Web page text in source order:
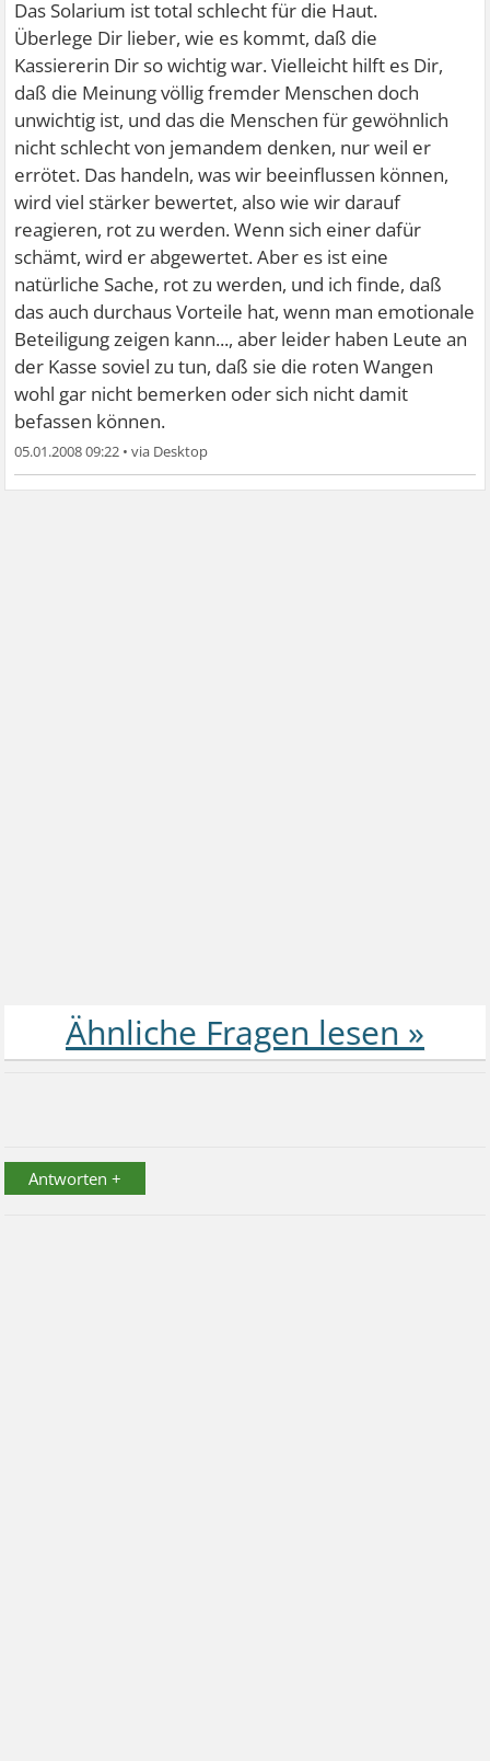
Das Solarium ist total schlecht für die Haut.
Überlege Dir lieber, wie es kommt, daß die
Kassiererin Dir so wichtig war. Vielleicht hilft es Dir,
daß die Meinung völlig fremder Menschen doch
unwichtig ist, und das die Menschen für gewöhnlich
nicht schlecht von jemandem denken, nur weil er
errötet. Das handeln, was wir beeinflussen können,
wird viel stärker bewertet, also wie wir darauf
reagieren, rot zu werden. Wenn sich einer dafür
schämt, wird er abgewertet. Aber es ist eine
natürliche Sache, rot zu werden, und ich finde, daß
das auch durchaus Vorteile hat, wenn man emotionale
Beteiligung zeigen kann..., aber leider haben Leute an
der Kasse soviel zu tun, daß sie die roten Wangen
wohl gar nicht bemerken oder sich nicht damit
befassen können.
05.01.2008 09:22 •
Antworten +